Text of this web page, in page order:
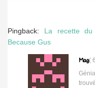
Pingback: La recette
Because Gus
Mag(